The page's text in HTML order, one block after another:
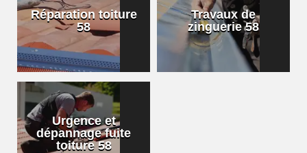
Réparation toiture
58
Travaux de
zinguerie 58
Urgence et
dépannage fuite
toiture 58